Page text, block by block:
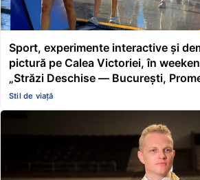
Sport, experimente interactive și
pictură pe Calea Victoriei, în
„Străzi Deschise — București,
Stil de viață